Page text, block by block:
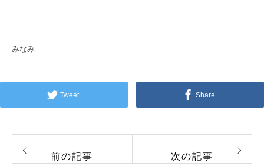
みなみ
Tweet Share
前の記事 次の記事